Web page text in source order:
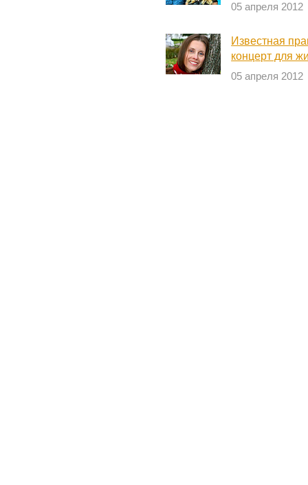
05 апреля 2012
Известная
концерт для
05 апреля 2012